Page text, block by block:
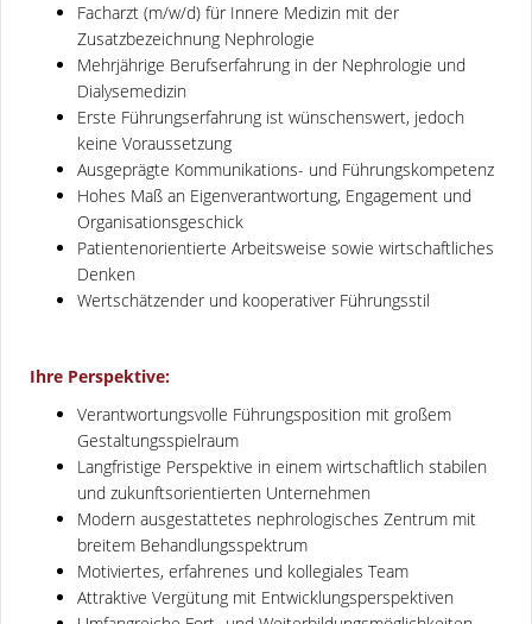
Facharzt (m/w/d) für Innere Medizin mit der
Zusatzbezeichnung Nephrologie
Mehrjährige Berufserfahrung in der Nephrologie und
Dialysemedizin
Erste Führungserfahrung ist wünschenswert, jedoch
keine Voraussetzung
Ausgeprägte Kommunikations- und Führungskompetenz
Hohes Maß an Eigenverantwortung, Engagement und
Organisationsgeschick
Patientenorientierte Arbeitsweise sowie wirtschaftliches
Denken
Wertschätzender und kooperativer Führungsstil
Ihre Perspektive:
Verantwortungsvolle Führungsposition mit großem
Gestaltungsspielraum
Langfristige Perspektive in einem wirtschaftlich stabilen
und zukunftsorientierten Unternehmen
Modern ausgestattetes nephrologisches Zentrum mit
breitem Behandlungsspektrum
Motiviertes, erfahrenes und kollegiales Team
Attraktive Vergütung mit Entwicklungsperspektiven